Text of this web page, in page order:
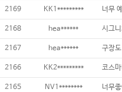
2169 KK1*********
2168 hea******
2167 hea******
2166 KK2*********
2165 NV1******** 너무